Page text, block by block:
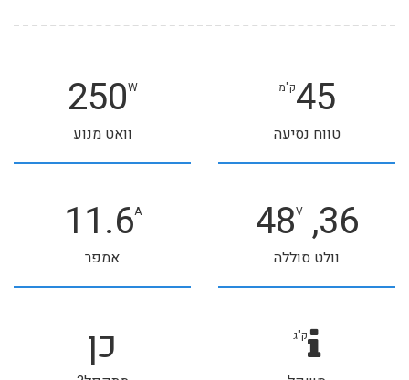
45ק"מ
טווח נסיעה
250
וואט מנוע
36, 48
וולט סוללה
11.6
אמפר
ק"ג כן